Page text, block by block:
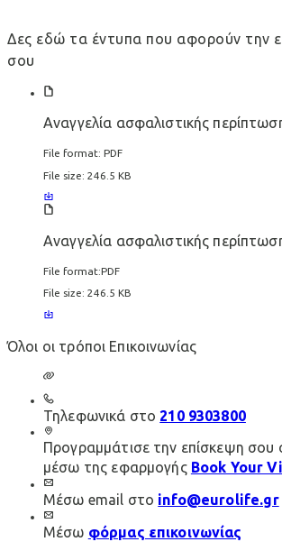
Δες εδώ τα έντυπα που αφορούν την
σου
Αναγγελία ασφαλιστικής
File format: PDF
File size: 246.5 KB
Αναγγελία ασφαλιστικής
File format:PDF
File size: 246.5 KB
Όλοι οι τρόποι Επικοινωνίας
Τηλεφωνικά στο 210 9303800
Προγραμμάτισε την επίσκεψη σου
μέσω της εφαρμογής Book Your
Μέσω email στο info@eurolife.gr
Μέσω φόρμας επικοινωνίας